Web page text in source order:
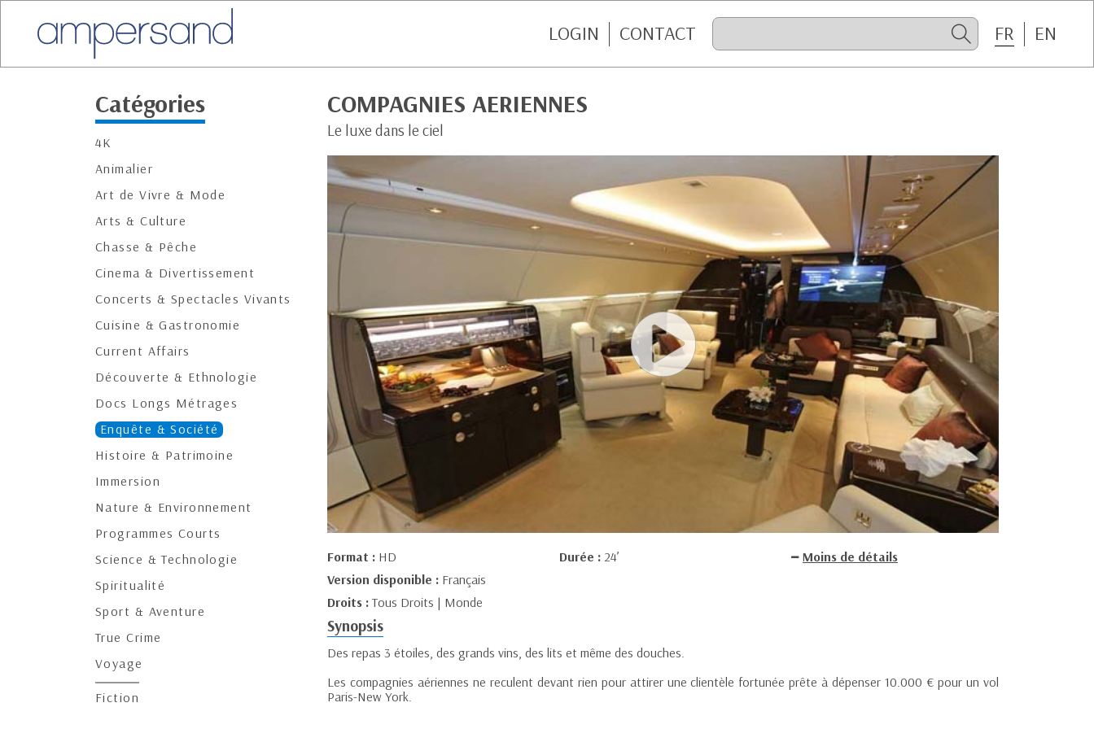
LOGIN CONTACT FR EN
Catégories
4K
Animalier
Art de Vivre & Mode
Arts & Culture
Chasse & Pêche
Cinema & Divertissement
Concerts & Spectacles Vivants
Cuisine & Gastronomie
Current Affairs
Découverte & Ethnologie
Docs Longs Métrages
Enquête & Société
Histoire & Patrimoine
Immersion
Nature & Environnement
Programmes Courts
Science & Technologie
Spiritualité
Sport & Aventure
True Crime
Voyage
Fiction
COMPAGNIES AERIENNES
Le luxe dans le ciel
Format : HD Durée : 24’
Moins de détails
Version disponible : Français
Droits :Tous Droits | Monde
Synopsis
Des repas 3 étoiles, des grands vins, des lits et même des douches.
Les compagnies aériennes ne reculent devant rien pour attirer une clientèle fortunée prête à dépenser 10.000 € pour un vol
Paris-New York.